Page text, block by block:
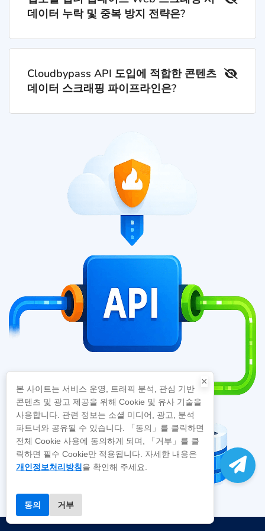
데이터 누락 및 중복 방지 전략은?
Cloudbypass API 도입에 적합한 콘텐츠
데이터 스크래핑 파이프라인은?
×
본 사이트는 서비스 운영, 트래픽 분석, 관심 기반
콘텐츠 및 광고 제공을 위해 Cookie 및 유사 기술을
사용합니다. 관련 정보는 소셜 미디어, 광고, 분석
파트너와 공유될 수 있습니다. 「동의」를 클릭하면
전체 Cookie 사용에 동의하게 되며, 「거부」를 클
릭하면 필수 Cookie만 적용됩니다. 자세한 내용은
개인정보처리방침을 확인해 주세요.
동의 거부